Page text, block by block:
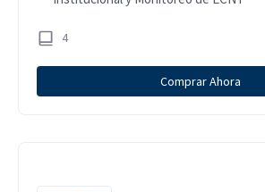
4
Comprar Ahora